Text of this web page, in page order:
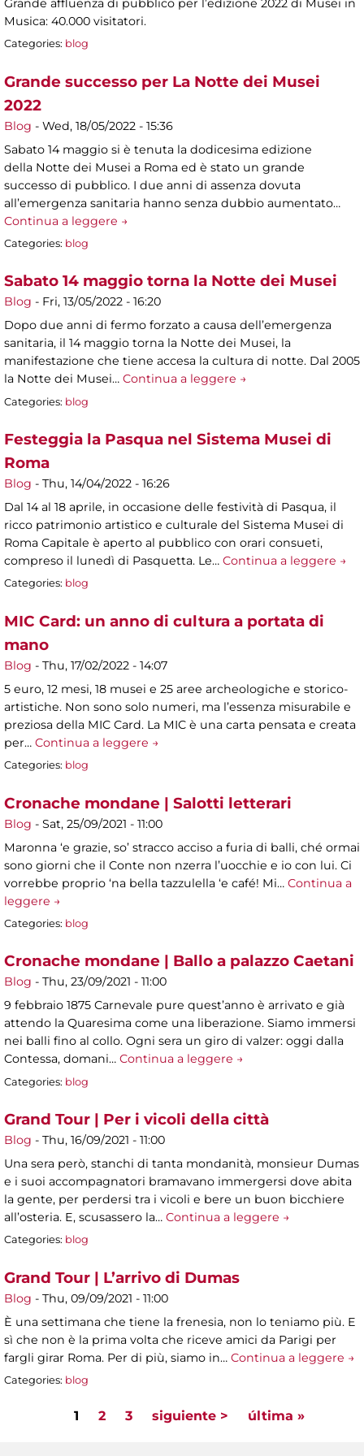
Grande affluenza di pubblico per l’edizione 2022 di Musei in
Musica: 40.000 visitatori.
Categories: blog
Grande successo per La Notte dei Musei
2022
Blog - Wed, 18/05/2022 - 15:36
Sabato 14 maggio si è tenuta la dodicesima edizione
della Notte dei Musei a Roma ed è stato un grande
successo di pubblico. I due anni di assenza dovuta
all’emergenza sanitaria hanno senza dubbio aumentato…
Continua a leggere →
Categories: blog
Sabato 14 maggio torna la Notte dei Musei
Blog - Fri, 13/05/2022 - 16:20
Dopo due anni di fermo forzato a causa dell’emergenza
sanitaria, il 14 maggio torna la Notte dei Musei, la
manifestazione che tiene accesa la cultura di notte. Dal 2005
la Notte dei Musei… Continua a leggere →
Categories: blog
Festeggia la Pasqua nel Sistema Musei di
Roma
Blog - Thu, 14/04/2022 - 16:26
Dal 14 al 18 aprile, in occasione delle festività di Pasqua, il
ricco patrimonio artistico e culturale del Sistema Musei di
Roma Capitale è aperto al pubblico con orari consueti,
compreso il lunedì di Pasquetta. Le… Continua a leggere →
Categories: blog
MIC Card: un anno di cultura a portata di
mano
Blog - Thu, 17/02/2022 - 14:07
5 euro, 12 mesi, 18 musei e 25 aree archeologiche e storico-
artistiche. Non sono solo numeri, ma l’essenza misurabile e
preziosa della MIC Card. La MIC è una carta pensata e creata
per… Continua a leggere →
Categories: blog
Cronache mondane | Salotti letterari
Blog - Sat, 25/09/2021 - 11:00
Maronna ‘e grazie, so’ stracco acciso a furia di balli, ché ormai
sono giorni che il Conte non nzerra l’uocchie e io con lui. Ci
vorrebbe proprio ‘na bella tazzulella ‘e café! Mi… Continua a
leggere →
Categories: blog
Cronache mondane | Ballo a palazzo Caetani
Blog - Thu, 23/09/2021 - 11:00
9 febbraio 1875 Carnevale pure quest’anno è arrivato e già
attendo la Quaresima come una liberazione. Siamo immersi
nei balli fino al collo. Ogni sera un giro di valzer: oggi dalla
Contessa, domani… Continua a leggere →
Categories: blog
Grand Tour | Per i vicoli della città
Blog - Thu, 16/09/2021 - 11:00
Una sera però, stanchi di tanta mondanità, monsieur Dumas
e i suoi accompagnatori bramavano immergersi dove abita
la gente, per perdersi tra i vicoli e bere un buon bicchiere
all’osteria. E, scusassero la… Continua a leggere →
Categories: blog
Grand Tour | L’arrivo di Dumas
Blog - Thu, 09/09/2021 - 11:00
È una settimana che tiene la frenesia, non lo teniamo più. E
sì che non è la prima volta che riceve amici da Parigi per
fargli girar Roma. Per di più, siamo in… Continua a leggere →
Categories: blog
1 2 3 siguiente > última »